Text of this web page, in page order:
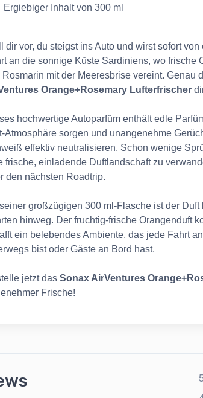
Ergiebiger Inhalt von 300 ml
dir vor, du steigst ins Auto und wirst sofort
an die sonnige Küste Sardiniens, wo frische
Rosmarin mit der Meeresbrise vereint. Genau
Orange+Rosemary Lufterfrischer
hochwertige Autoparfüm enthält edle
Atmosphäre sorgen und unangenehme
effektiv neutralisieren. Schon wenige
frische, einladende Duftlandschaft zu
den nächsten Roadtrip.
großzügigen 300 ml-Flasche ist der
hinweg. Der fruchtig-frische Orangenduft
ein belebendes Ambiente, das jede Fahrt
bist oder Gäste an Bord hast.
jetzt das Sonax AirVentures
Frische!